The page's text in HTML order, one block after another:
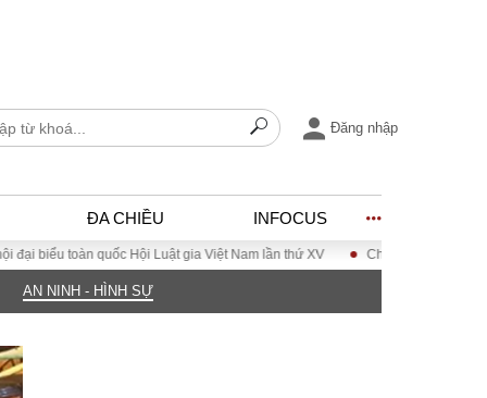
Đăng nhập
ĐA CHIỀU INFOCUS
toàn quốc Hội Luật gia Việt Nam lần thứ XV Chiến dịch 500 ngày đêm
AN NINH - HÌNH SỰ